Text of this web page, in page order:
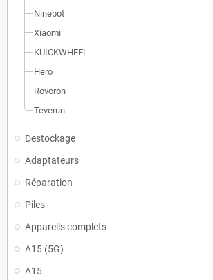
Ninebot
Xiaomi
KUICKWHEEL
Hero
Rovoron
Teverun
Destockage
Adaptateurs
Réparation
Piles
Appareils complets
A15 (5G)
A15